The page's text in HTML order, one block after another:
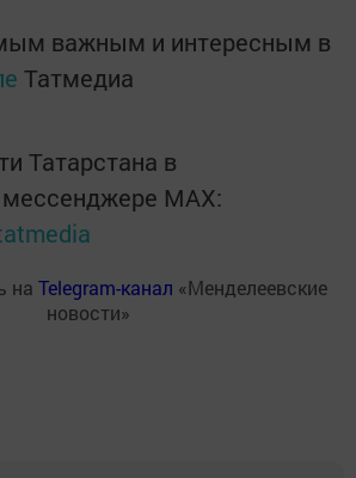
важным и интересным в
Татмедиа
Татарстана в
MАХ:
на Telegram-канал «Менделеевские
новости»